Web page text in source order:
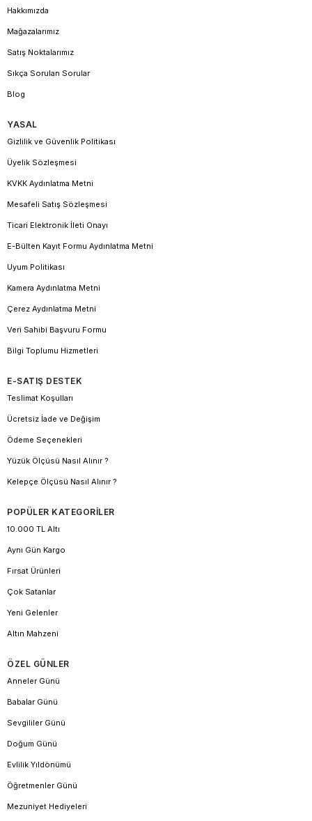
Hakkımızda
Mağazalarımız
Satış Noktalarımız
Sıkça Sorulan Sorular
Blog
YASAL
Gizlilik ve Güvenlik Politikası
Üyelik Sözleşmesi
KVKK Aydınlatma Metni
Mesafeli Satış Sözleşmesi
Ticari Elektronik İleti Onayı
E-Bülten Kayıt Formu Aydınlatma Metni
Uyum Politikası
Kamera Aydınlatma Metni
Çerez Aydınlatma Metni
Veri Sahibi Başvuru Formu
Bilgi Toplumu Hizmetleri
E-SATIŞ DESTEK
Teslimat Koşulları
Ücretsiz İade ve Değişim
Ödeme Seçenekleri
Yüzük Ölçüsü Nasıl Alınır ?
Kelepçe Ölçüsü Nasıl Alınır ?
POPÜLER KATEGORİLER
10.000 TL Altı
Aynı Gün Kargo
Fırsat Ürünleri
Çok Satanlar
Yeni Gelenler
Altın Mahzeni
ÖZEL GÜNLER
Anneler Günü
Babalar Günü
Sevgililer Günü
Doğum Günü
Evlilik Yıldönümü
Öğretmenler Günü
Mezuniyet Hediyeleri